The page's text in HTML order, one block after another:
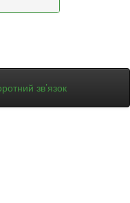
зв’язок